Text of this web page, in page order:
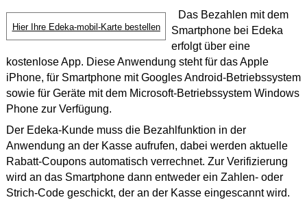
Hier Ihre Edeka-mobil-Karte bestellen
Das Bezahlen mit dem
Smartphone bei Edeka
erfolgt über eine
kostenlose App. Diese Anwendung steht für das Apple
iPhone, für Smartphone mit Googles Android-Betriebssystem
sowie für Geräte mit dem Microsoft-Betriebssystem Windows
Phone zur Verfügung.
Der Edeka-Kunde muss die Bezahlfunktion in der
Anwendung an der Kasse aufrufen, dabei werden aktuelle
Rabatt-Coupons automatisch verrechnet. Zur Verifizierung
wird an das Smartphone dann entweder ein Zahlen- oder
Strich-Code geschickt, der an der Kasse eingescannt wird.